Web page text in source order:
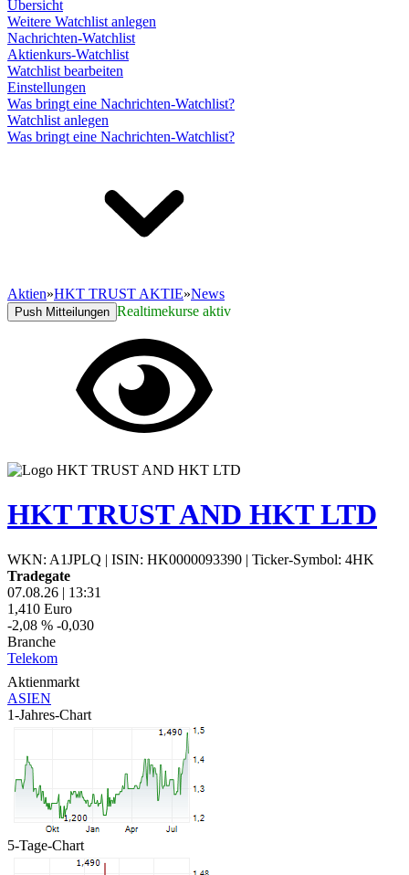
Übersicht
Weitere Watchlist anlegen
Nachrichten-Watchlist
Aktienkurs-Watchlist
Watchlist bearbeiten
Einstellungen
Was bringt eine Nachrichten-Watchlist?
Watchlist anlegen
Was bringt eine Nachrichten-Watchlist?
Aktien»HKT TRUST AKTIE»News
Push Mitteilungen Realtimekurse aktiv
HKT TRUST AND HKT LTD
WKN: A1JPLQ | ISIN: HK0000093390 | Ticker-Symbol: 4HK
Tradegate
07.08.26 | 13:31
1,410 Euro
-2,08 % -0,030
Branche
Telekom
Aktienmarkt
ASIEN
1-Jahres-Chart
5-Tage-Chart